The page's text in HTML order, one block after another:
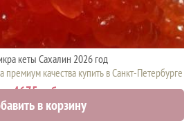
кеты Сахалин 2026 год
качества купить в Санкт-Петербурге
4675 руб.
в корзину